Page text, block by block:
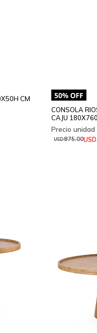
CM
CONSOLA
CAJU
USD
USD875,00